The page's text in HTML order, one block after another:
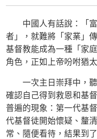
中國人有話說：「富
者」，就難將「家業」
基督教能成為一種「家
角色，正如上帝吩咐猶
一次主日崇拜中，聽
確認自己得到救恩和基
普遍的現象：第一代基
代基督徒開始懷疑、釐
常、隨便看待，結果到